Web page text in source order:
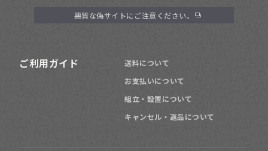
悪質な偽サイトにご注意ください。
ご利用ガイド
送料について
お支払いについて
組立・設置について
キャンセル・返品について